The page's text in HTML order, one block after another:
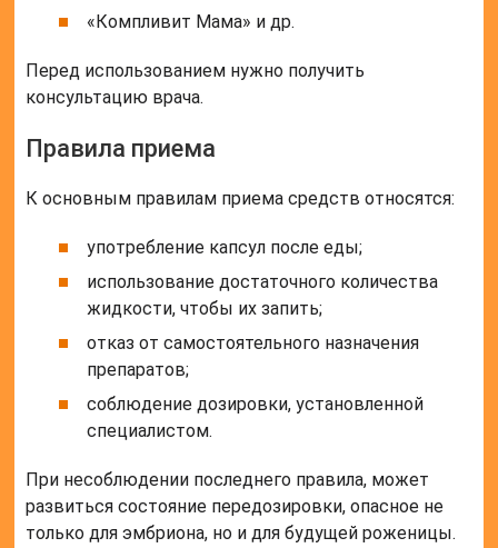
«Компливит Мама» и др.
Перед использованием нужно получить
консультацию врача.
Правила приема
К основным правилам приема средств относятся:
употребление капсул после еды;
использование достаточного количества
жидкости, чтобы их запить;
отказ от самостоятельного назначения
препаратов;
соблюдение дозировки, установленной
специалистом.
При несоблюдении последнего правила, может
развиться состояние передозировки, опасное не
только для эмбриона, но и для будущей роженицы.